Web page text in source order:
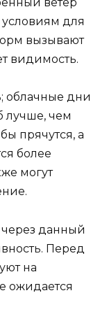
условиям для
вызывают
видимость.
облачные дни
лучше, чем
прячутся, а
более
могут
данный
Перед
на
ожидается